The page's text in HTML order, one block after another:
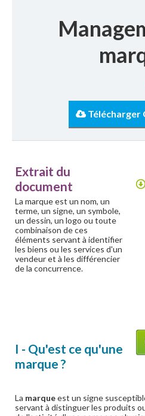
Extrait du
document
La marque est un nom, un
terme, un signe, un symbole,
un dessin, un logo ou toute
combinaison de ces
éléments servant à identifier
les biens ou les services d'un
vendeur et à les différencier
de la concurrence.
I - Qu'est ce qu'une
marque ?
La marqueest un signe
servant à distinguer les produits